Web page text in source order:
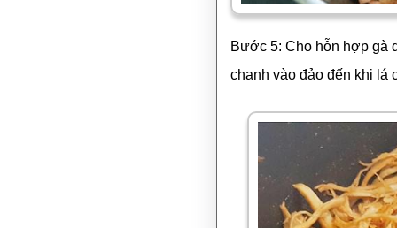
Bước 5: Cho hỗn hợp gà
chanh vào đảo đến khi lá